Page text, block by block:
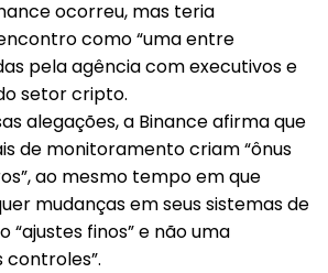
ocorreu, mas teria
como “uma entre
pela agência com executivos e
setor cripto.
alegações, a Binance afirma que
de monitoramento criam “ônus
ao mesmo tempo em que
mudanças em seus sistemas de
“ajustes finos” e não uma
controles”.